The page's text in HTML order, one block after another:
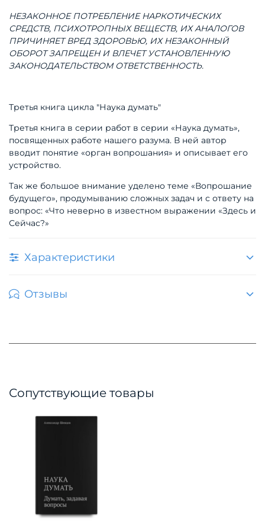
НЕЗАКОННОЕ ПОТРЕБЛЕНИЕ НАРКОТИЧЕСКИХ
СРЕДСТВ, ПСИХОТРОПНЫХ ВЕЩЕСТВ, ИХ АНАЛОГОВ
ПРИЧИНЯЕТ ВРЕД ЗДОРОВЬЮ, ИХ НЕЗАКОННЫЙ
ОБОРОТ ЗАПРЕЩЕН И ВЛЕЧЕТ УСТАНОВЛЕННУЮ
ЗАКОНОДАТЕЛЬСТВОМ ОТВЕТСТВЕННОСТЬ.
Третья книга цикла "Наука думать"
Третья книга в серии работ в серии «Наука думать»,
посвященных работе нашего разума. В ней автор
вводит понятие «орган вопрошания» и описывает его
устройство.
Так же большое внимание уделено теме «Вопрошание
будущего», продумыванию сложных задач и с ответу на
вопрос: «Что неверно в известном выражении «Здесь и
Сейчас?»
Характеристики
Отзывы
Сопутствующие товары